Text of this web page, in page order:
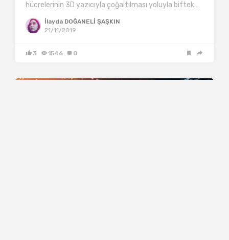
hücrelerinin 3D yazıcıyla çoğaltılması yoluyla biftek…
İlayda DOĞANELİ ŞAŞKIN
21/11/2019
3 1546 0